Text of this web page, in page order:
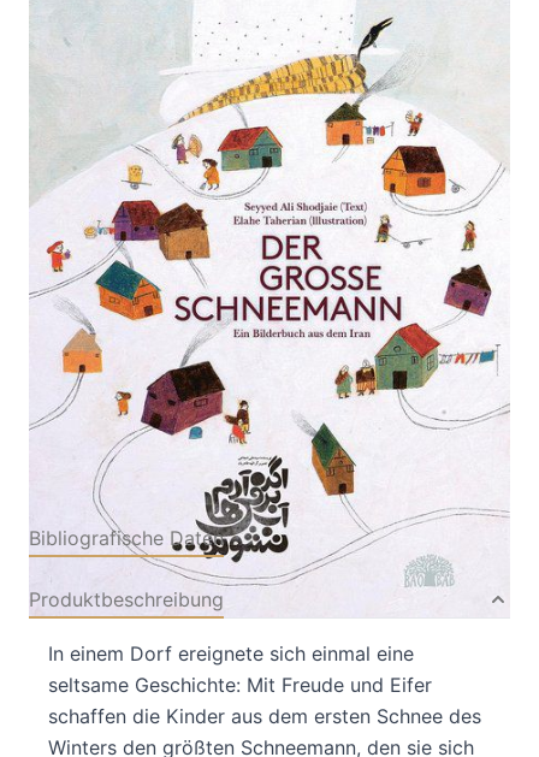
Der große Schneemann
Zur Wunschliste hinzufügen
Ein Bilderbuch aus dem Iran
Von Seyyed Ali Shodjaie
Verlag: Baobab
Books|Neyestan Publishing
House
01.02.2013
Buch 32 Seiten
Keine Angabe
ISBN: 978-3-
90580447-8
Bibliografische Daten
Produktbeschreibung
In einem Dorf ereignete sich einmal eine
seltsame Geschichte: Mit Freude und Eifer
schaffen die Kinder aus dem ersten Schnee des
Winters den größten Schneemann, den sie sich